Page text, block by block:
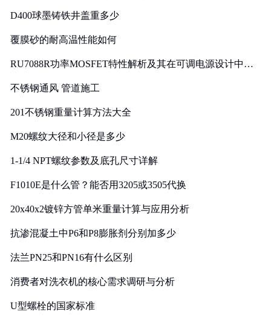
D400球墨铸铁井盖重多少
覆膜砂的耐高温性能如何
RU7088R功率MOSFET特性解析及其在可调电源设计中的
不锈钢通风 管道施工
201不锈钢重量计算方法大全
M20螺纹大径和小径是多少
1-1/4 NPT螺纹参数及底孔尺寸详解
F1010E是什么管？能否用3205或3505代换
20x40x2镀锌方管单米重量计算与应用分析
抗渗混凝土中P6和P8膨胀剂分别加多少
法兰PN25和PN16有什么区别
消费者对洗衣机的核心需求调研与分析
U型螺栓的国家标准